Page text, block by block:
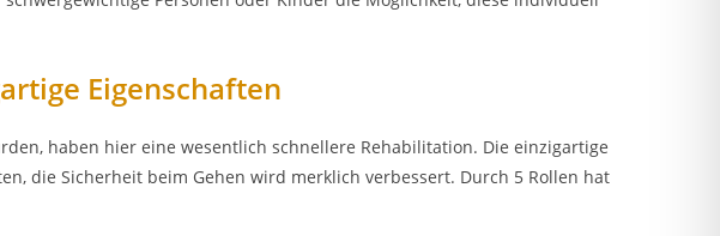
Eigenschaften
haben hier eine wesentlich schnellere Rehabilitation. Die einzigartige
die Sicherheit beim Gehen wird merklich verbessert. Durch 5 Rollen hat